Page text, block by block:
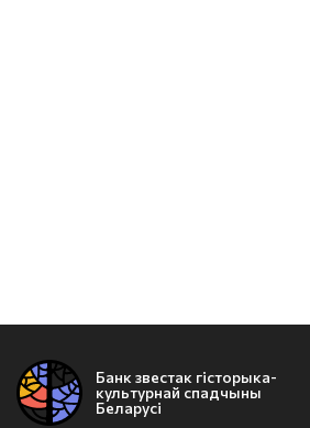
Банк звестак гісторыка-
культурнай спадчыны
Беларусі